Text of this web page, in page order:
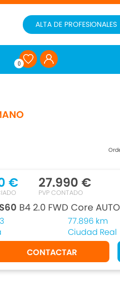
ALTA DE PROFESIONALES
0
€ 27.990 €
PVP CONTADO
B4 2.0 FWD Core
77.896 km
Ciudad Real
CONTACTAR